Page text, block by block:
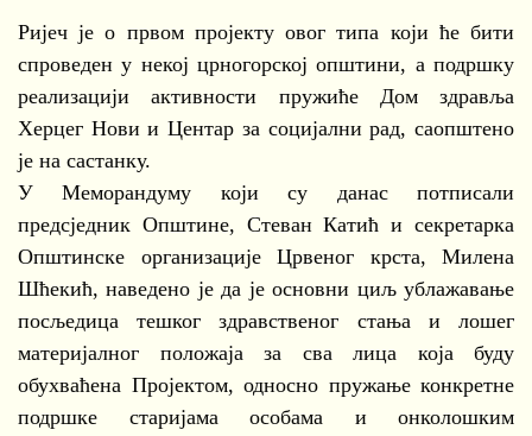
Ријеч је о првом пројекту овог типа који ће бити
спроведен у некој црногорској општини, а подршку
реализацији активности пружиће Дом здравља
Херцег Нови и Центар за социјални рад, саопштено
је на састанку.
У Меморандуму који су данас потписали
предсједник Општине, Стеван Катић и секретарка
Општинске организације Црвеног крста, Милена
Шћекић, наведено је да је основни циљ ублажавање
посљедица тешког здравственог стања и лошег
материјалног положаја за сва лица која буду
обухваћена Пројектом, односно пружање конкретне
подршке старијама особама и онколошким